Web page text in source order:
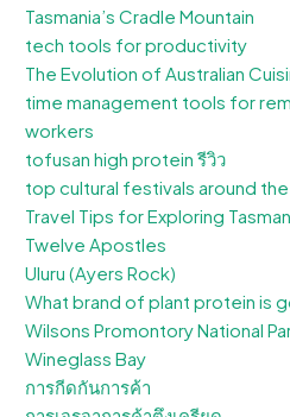
Tasmania’s Cradle Mountain
tech tools for productivity
The Evolution of Australian
time management tools for
workers
tofusan high protein รีวิว
top cultural festivals around
Travel Tips for Exploring
Twelve Apostles
Uluru (Ayers Rock)
What brand of plant protein is
Wilsons Promontory National
Wineglass Bay
การกีดกันการค้า